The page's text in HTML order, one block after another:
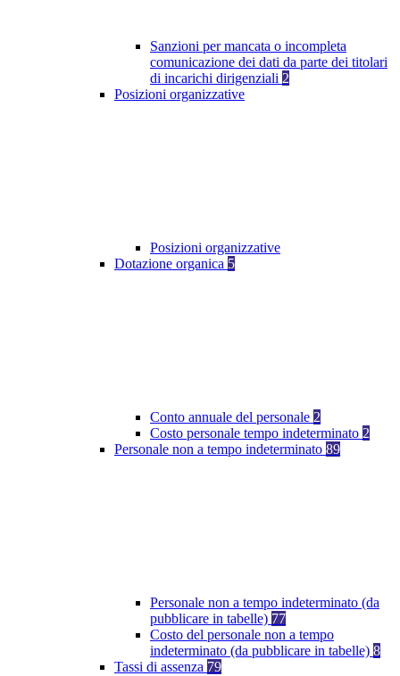
Sanzioni per mancata o incompleta
comunicazione dei dati da parte dei titolari
di incarichi dirigenziali 2
Posizioni organizzative
Posizioni organizzative
Dotazione organica 5
Conto annuale del personale 2
Costo personale tempo indeterminato 2
Personale non a tempo indeterminato 89
Personale non a tempo indeterminato (da
pubblicare in tabelle) 77
Costo del personale non a tempo
indeterminato (da pubblicare in tabelle) 8
Tassi di assenza 79